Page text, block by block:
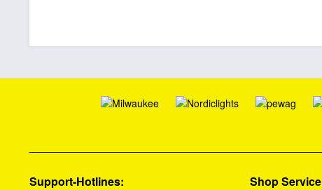
Support-Hotlines: Shop Service